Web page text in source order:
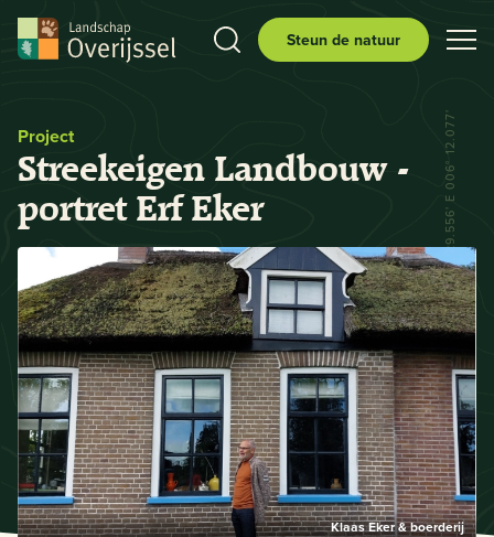
Steun de natuur
Project
Streekeigen Landbouw -
portret Erf Eker
Klaas Eker & boerderij
N 52° 29.556' E 006° 12.077'